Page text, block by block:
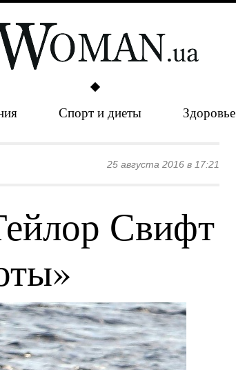
Спорт и диеты Здоровье
25 августа 2016 в 17:21
Свифт